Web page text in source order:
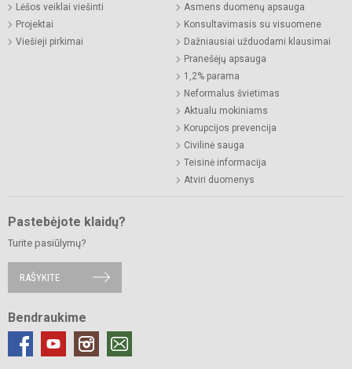
Lėšos veiklai viešinti
Projektai
Viešieji pirkimai
Asmens duomenų apsauga
Konsultavimasis su visuomene
Dažniausiai užduodami klausimai
Pranešėjų apsauga
1,2% parama
Neformalus švietimas
Aktualu mokiniams
Korupcijos prevencija
Civilinė sauga
Teisinė informacija
Atviri duomenys
Pastebėjote klaidų?
Turite pasiūlymų?
RAŠYKITE
Bendraukime